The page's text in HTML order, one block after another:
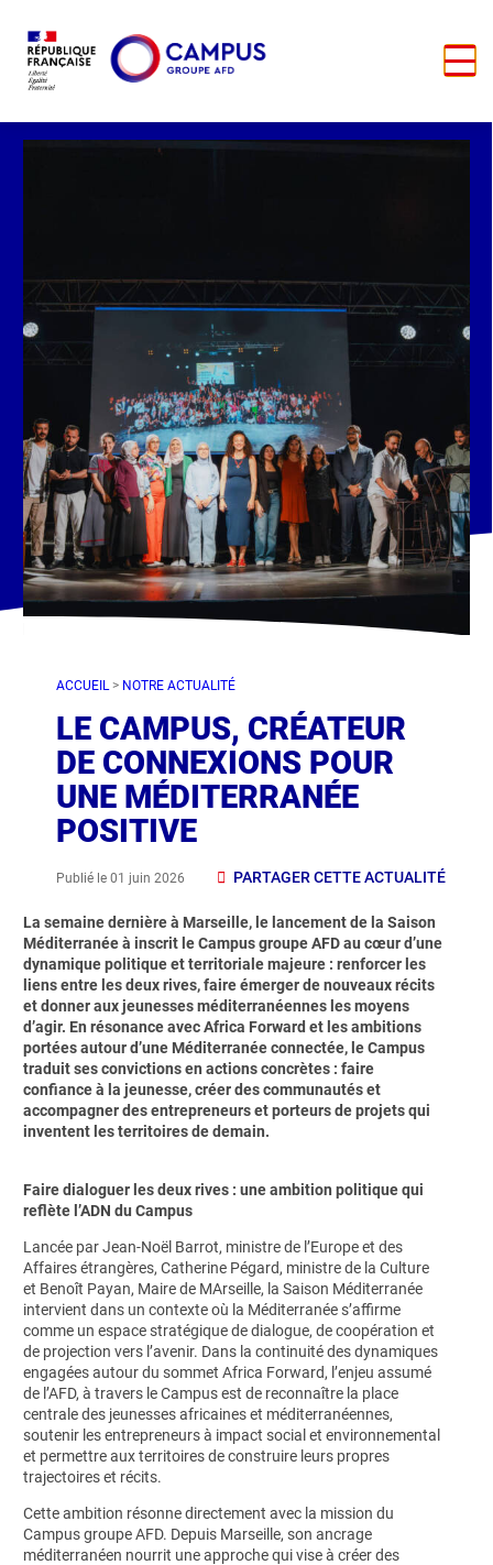
ACCUEIL > NOTRE ACTUALITÉ
LE CAMPUS, CRÉATEUR
DE CONNEXIONS POUR
UNE MÉDITERRANÉE
POSITIVE
Publié le 01 juin 2026 PARTAGER CETTE ACTUALITÉ
La semaine dernière à Marseille, le lancement de la Saison
Méditerranée à inscrit le Campus groupe AFD au cœur d’une
dynamique politique et territoriale majeure : renforcer les
liens entre les deux rives, faire émerger de nouveaux récits
et donner aux jeunesses méditerranéennes les moyens
d’agir. En résonance avec Africa Forward et les ambitions
portées autour d’une Méditerranée connectée, le Campus
traduit ses convictions en actions concrètes : faire
confiance à la jeunesse, créer des communautés et
accompagner des entrepreneurs et porteurs de projets qui
inventent les territoires de demain.
Faire dialoguer les deux rives : une ambition politique qui
reflète l’ADN du Campus
Lancée par Jean-Noël Barrot, ministre de l’Europe et des
Affaires étrangères, Catherine Pégard, ministre de la Culture
et Benoît Payan, Maire de MArseille, la Saison Méditerranée
intervient dans un contexte où la Méditerranée s’affirme
comme un espace stratégique de dialogue, de coopération et
de projection vers l’avenir. Dans la continuité des dynamiques
engagées autour du sommet Africa Forward, l’enjeu assumé
de l’AFD, à travers le Campus est de reconnaître la place
centrale des jeunesses africaines et méditerranéennes,
soutenir les entrepreneurs à impact social et environnemental
et permettre aux territoires de construire leurs propres
trajectoires et récits.
Cette ambition résonne directement avec la mission du
Campus groupe AFD. Depuis Marseille, son ancrage
méditerranéen nourrit une approche qui vise à créer des